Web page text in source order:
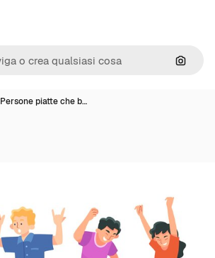
Cerca
Persone piatte che b…